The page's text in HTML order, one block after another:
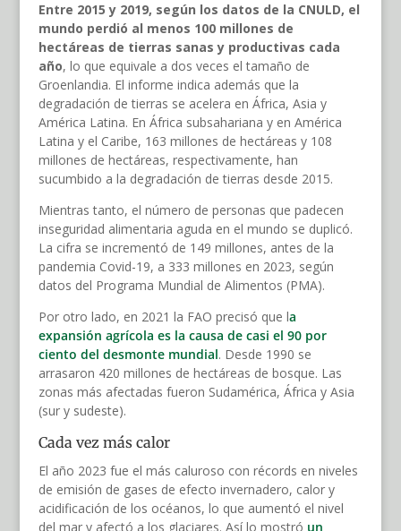
Entre 2015 y 2019, según los datos de la CNULD, el
mundo perdió al menos 100 millones de
hectáreas de tierras sanas y productivas cada
año, lo que equivale a dos veces el tamaño de
Groenlandia. El informe indica además que la
degradación de tierras se acelera en África, Asia y
América Latina. En África subsahariana y en América
Latina y el Caribe, 163 millones de hectáreas y 108
millones de hectáreas, respectivamente, han
sucumbido a la degradación de tierras desde 2015.
Mientras tanto, el número de personas que padecen
inseguridad alimentaria aguda en el mundo se duplicó.
La cifra se incrementó de 149 millones, antes de la
pandemia Covid-19, a 333 millones en 2023, según
datos del Programa Mundial de Alimentos (PMA).
Por otro lado, en 2021 la FAO precisó que la
expansión agrícola es la causa de casi el 90 por
ciento del desmonte mundial. Desde 1990 se
arrasaron 420 millones de hectáreas de bosque. Las
zonas más afectadas fueron Sudamérica, África y Asia
(sur y sudeste).
Cada vez más calor
El año 2023 fue el más caluroso con récords en niveles
de emisión de gases de efecto invernadero, calor y
acidificación de los océanos, lo que aumentó el nivel
del mar y afectó a los glaciares. Así lo mostró un